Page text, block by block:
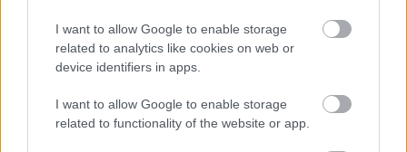
I want to allow Google to enable storage
related to analytics like cookies on web or
device identifiers in apps.
I want to allow Google to enable storage
related to functionality of the website or app.
majitelia v ňom majú dosť súkromia aj miesto pre
spoločný čas
hladšie a pevnejšie. Starý trik z hotelov poznali už
naše babičky